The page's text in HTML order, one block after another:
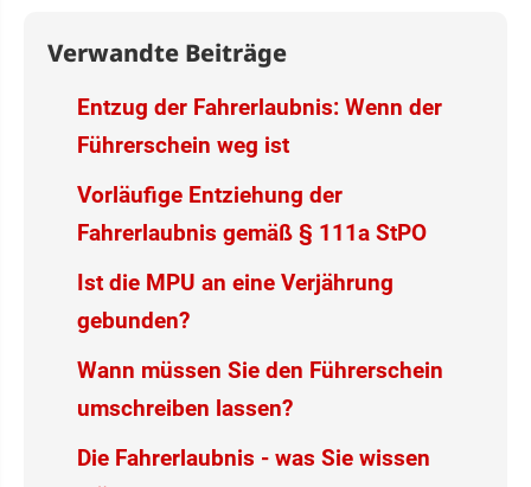
Verwandte Beiträge
Entzug der Fahrerlaubnis: Wenn der
Führerschein weg ist
Vorläufige Entziehung der
Fahrerlaubnis gemäß § 111a StPO
Ist die MPU an eine Verjährung
gebunden?
Wann müssen Sie den Führerschein
umschreiben lassen?
Die Fahrerlaubnis - was Sie wissen